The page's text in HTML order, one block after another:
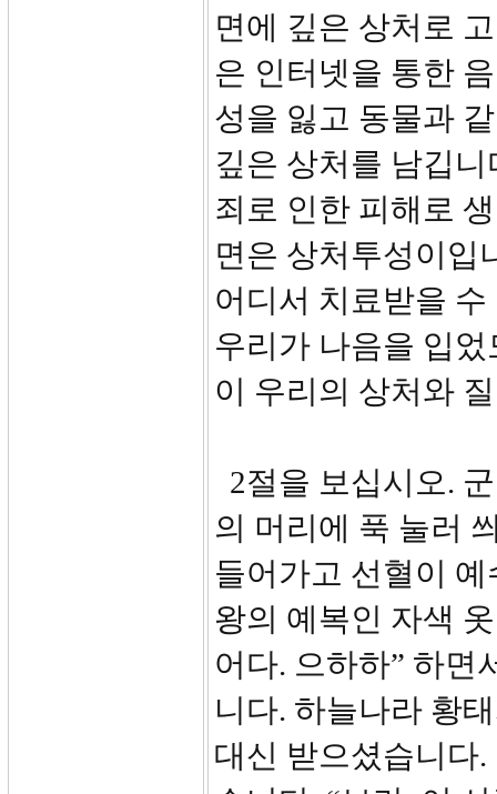
면에 깊은 상처로
은 인터넷을 통한
성을 잃고 동물과
깊은 상처를 남깁
죄로 인한 피해로
면은 상처투성이입
어디서 치료받을
우리가 나음을 입
이 우리의 상처와
2절을 보십시오.
의 머리에 푹 눌러
들어가고 선혈이
왕의 예복인 자색
어다. 으하하” 하면
니다. 하늘나라 황
대신 받으셨습니다